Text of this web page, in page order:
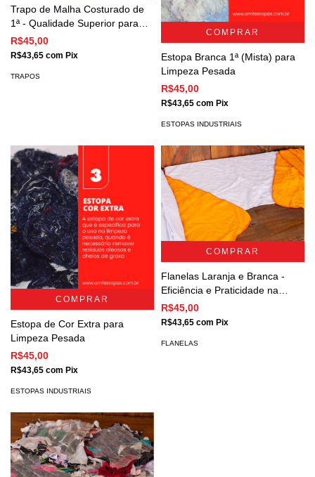
Trapo de Malha Costurado de
1ª - Qualidade Superior para
Limpeza Geral
R$45,00
R$43,65 com Pix
TRAPOS
COMPRAR
Estopa Branca 1ª (Mista) para
Limpeza Pesada
R$45,00
R$43,65 com Pix
ESTOPAS INDUSTRIAIS
COMPRAR
Estopa de Cor Extra para
Limpeza Pesada
R$45,00
R$43,65 com Pix
ESTOPAS INDUSTRIAIS
COMPRAR
Flanelas Laranja e Branca -
Eficiência e Praticidade na
Limpeza
R$45,00
R$43,65 com Pix
FLANELAS